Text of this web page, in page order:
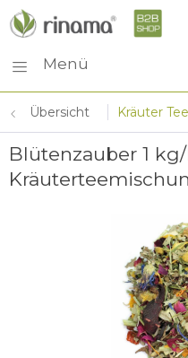
Menü
Übersicht Kräuter Tee
Blütenzauber 1